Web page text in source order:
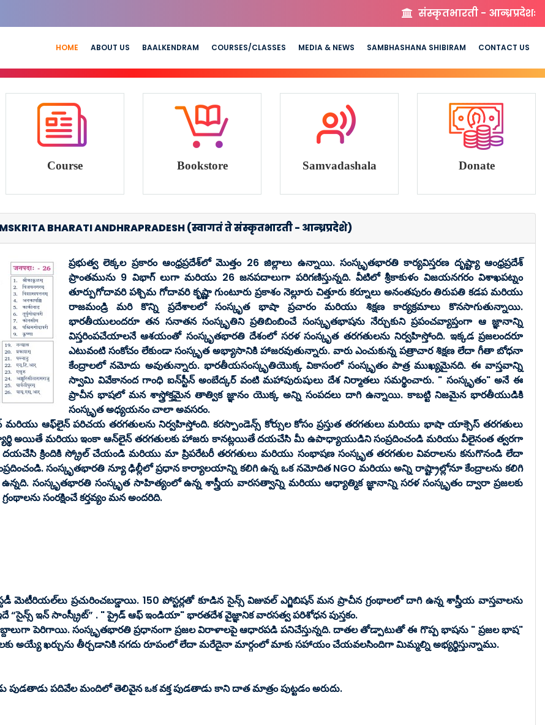
संस्कृतभारती - आन्ध्रप्रदेशः
HOME ABOUT US BAALKENDRAM COURSES/CLASSES MEDIA & NEWS SAMBHASHANA SHIBIRAM CONTACT US
Course Bookstore Samvadashala Donate
BHARATI ANDHRAPRADESH (स्वागतं ते संस्कृतभारती - आन्ध्रप्रदेशे)
ప్రభుత్వ లెక్కల ప్రకారం ఆంధ్రప్రదేశ్‌లో మొత్తం 26 జిల్లాలు ఉన్నాయి. సంస్కృతభారతి కార్యవిస్తరణ దృష్ట్యా ఆంధ్రప్రదేశ్
ప్రాంతమును 9 విభాగ్ లుగా మరియు 26 జనపదాలుగా పరిగణిస్తున్నది. వీటిలో శ్రీకాకుళం విజయనగరం విశాఖపట్నం
తూర్పుగోదావరి పశ్చిమ గోదావరి కృష్ణా గుంటూరు ప్రకాశం నెల్లూరు చిత్తూరు కర్నూలు అనంతపురం తిరుపతి కడప మరియు
రాజమండ్రి మరి కొన్ని ప్రదేశాలలో సంస్కృత భాషా ప్రచారం మరియు శిక్షణ కార్యక్రమాలు కొనసాగుతున్నాయి.
భారతీయులందరూ తన సనాతన సంస్కృతిని ప్రతిబింబించే సంస్కృతభాషను నేర్చుకుని ప్రపంచవ్యాప్తంగా ఆ జ్ఞానాన్ని
విస్తరింపచేయాలనే ఆశయంతో సంస్కృతభారతి దేశంలో సరళ సంస్కృత తరగతులను నిర్వహిస్తోంది. ఇక్కడ ప్రజలందరూ
ఎటువంటి సంకోచం లేకుండా సంస్కృత అభ్యాసానికి హాజరవుతున్నారు. వారు ఎంచుకున్న పత్రాచార శిక్షణ లేదా గీతా బోధనా
కేంద్రాలలో నమోదు అవుతున్నారు. భారతీయసంస్కృతియొక్క వికాసంలో సంస్కృతం పాత్ర ముఖ్యమైనది. ఈ వాస్తవాన్ని
స్వామి వివేకానంద గాంధి ఐన్‌స్టీన్ అంబేద్కర్ వంటి మహాపురుషులు దేశ నిర్మాతలు సమర్థించారు. " సంస్కృతం" అనే ఈ
ప్రాచీన భాషలో మన శాస్త్రోక్తమైన తాత్విక జ్ఞానం యొక్క అన్ని సంపదలు దాగి ఉన్నాయి. కాబట్టి నిజమైన భారతీయుడికి
సంస్కృత అధ్యయనం చాలా అవసరం.
మరియు ఆఫ్‌లైన్ పరిచయ తరగతులను నిర్వహిస్తోంది. కరస్పాండెన్స్ కోర్సుల కోసం ప్రస్తుత తరగతులు మరియు భాషా యాక్సెస్ తరగతులు
అయితే మరియు ఇంకా ఆన్‌లైన్ తరగతులకు హాజరు కానట్లయితే దయచేసి మీ ఉపాధ్యాయుడిని సంప్రదించండి మరియు వీలైనంత త్వరగా
దయచేసి క్రిందికి స్క్రోల్ చేయండి మరియు మా ప్రిపరేటరీ తరగతులు మరియు సంభాషణ సంస్కృత తరగతుల వివరాలను కనుగొనండి లేదా
సంస్కృతభారతి న్యూ ఢిల్లీలో ప్రధాన కార్యాలయాన్ని కలిగి ఉన్న ఒక నమోదిత NGO మరియు అన్ని రాష్ట్రాల్లోనూ కేంద్రాలను కలిగి
సంస్కృతభారతి సంస్కృత సాహిత్యంలో ఉన్న శాస్త్రీయ వారసత్వాన్ని మరియు ఆధ్యాత్మిక జ్ఞానాన్ని సరళ సంస్కృతం ద్వారా ప్రజలకు
సంరక్షించే కర్తవ్యం మన అందరిది.
ప్రచురించబడ్డాయి. 150 పోస్టర్లతో కూడిన సైన్స్ విజువల్ ఎగ్జిబిషన్ మన ప్రాచీన గ్రంథాలలో దాగి ఉన్న శాస్త్రీయ వాస్తవాలను
“సైన్స్ ఇన్ సాంస్క్రీట్” . " ప్రైడ్ ఆఫ్ ఇండియా" భారతదేశ వైజ్ఞానిక వారసత్వ పరిశోధన పుస్తకం.
పెరిగాయి. సంస్కృతభారతి ప్రధానంగా ప్రజల విరాళాలపై ఆధారపడి పనిచేస్తున్నది. దాతల తోడ్పాటుతో ఈ గొప్ప భాషను " ప్రజల భాష"
అయ్యే ఖర్చును తీర్చడానికి నగదు రూపంలో లేదా మరేదైనా మార్గంలో మాకు సహాయం చేయవలసిందిగా మిమ్మల్ని అభ్యర్థిస్తున్నాము.
పదివేల మందిలో తెలివైన ఒక వక్త పుడతాడు కాని దాత మాత్రం పుట్టడం అరుదు.